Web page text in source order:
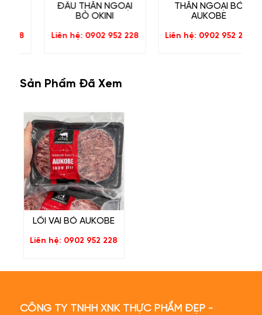
ĐẦU THĂN NGOẠI
BÒ OKINI
Liên hệ: 0902 952 228
THĂN NGOẠI BÒ
AUKOBE
Liên hệ: 0902 952 228
Sản Phẩm Đã Xem
LÕI VAI BÒ AUKOBE
Liên hệ: 0902 952 228
CÔNG TY TNHH XNK THỰC PHẨM ĐẸP -